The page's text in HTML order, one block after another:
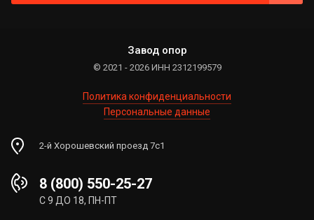
Завод опор
© 2021 - 2026 ИНН 2312199579
Политика конфиденциальности
Персональные данные
2-й Хорошевский проезд 7с1
8 (800) 550-25-27
С 9 ДО 18, ПН-ПТ